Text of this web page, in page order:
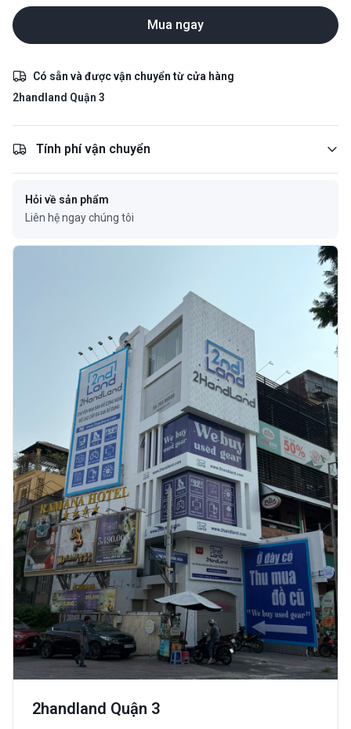
Mua ngay
Có sẵn và được vận chuyển từ cửa hàng
2handland Quận 3
Tính phí vận chuyển
Hỏi về sản phẩm
Liên hệ ngay chúng tôi
2handland Quận 3